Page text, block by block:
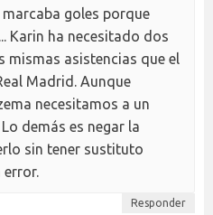
marcaba goles porque
Karin ha necesitado dos
mismas asistencias que el
Madrid. Aunque
necesitamos a un
demás es negar la
sin tener sustituto
error.
Responder